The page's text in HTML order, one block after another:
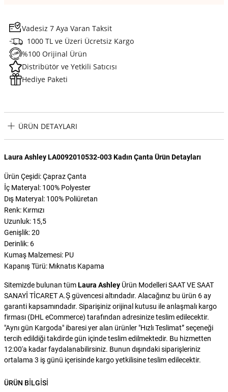
Vadesiz 7 Aya Varan Taksit
1000 TL ve Üzeri Ücretsiz Kargo
%100 Orijinal Ürün
Distribütör ve Yetkili Satıcısı
Hediye Paketi
ÜRÜN DETAYLARI
Laura Ashley LA0092010532-003 Kadın Çanta Ürün Detayları
Ürün Çeşidi: Çapraz Çanta
İç Materyal: 100% Polyester
Dış Materyal: 100% Poliüretan
Renk: Kırmızı
Uzunluk: 15,5
Genişlik: 20
Derinlik: 6
Kumaş Malzemesi: PU
Kapanış Türü: Mıknatıs Kapama
Sitemizde bulunan tümLaura Ashley Ürün Modelleri SAAT VE SAAT
SANAYİ TİCARET A.Ş güvencesi altındadır. Alacağınız bu ürün 6 ay
garanti kapsamındadır. Siparişiniz orijinal kutusu ile anlaşmalı kargo
firması (DHL eCommerce) tarafından adresinize teslim edilecektir.
"Aynı gün Kargoda" ibaresi yer alan ürünler "Hızlı Teslimat” seçeneği
tercih edildiği takdirde gün içinde teslim edilmektedir. Bu hizmetten
12:00'a kadar faydalanabilirsiniz. Bunun dışındaki siparişleriniz
ortalama 3 iş günü içerisinde kargo yetkilisine teslim edilecektir.
ÜRÜN BILGISI